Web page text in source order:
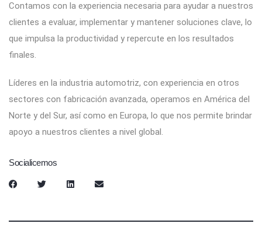
Contamos con la experiencia necesaria para ayudar a nuestros
clientes a evaluar, implementar y mantener soluciones clave, lo
que impulsa la productividad y repercute en los resultados
finales.
Líderes en la industria automotriz, con experiencia en otros
sectores con fabricación avanzada, operamos en América del
Norte y del Sur, así como en Europa, lo que nos permite brindar
apoyo a nuestros clientes a nivel global.
Socialicemos